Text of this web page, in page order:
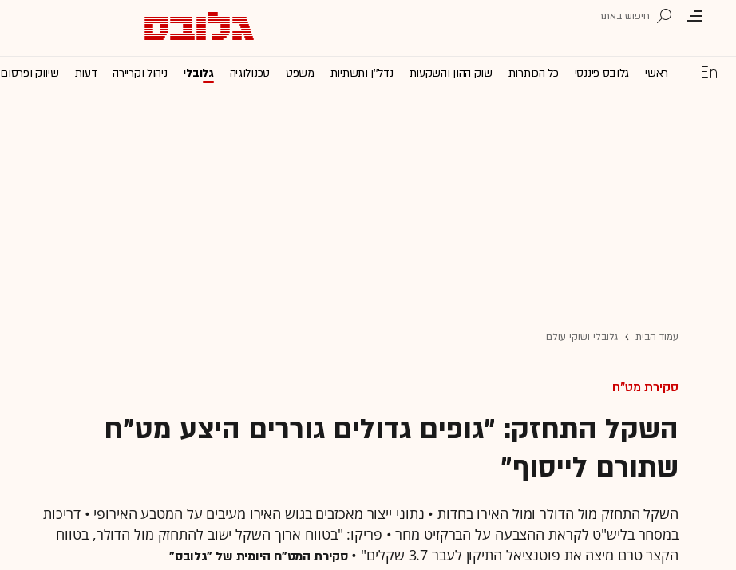
ראשי גלובס פיננסי כל הכותרות שוק ההון והשקעות נדל''ן ותשתיות משפט טכנולוגיה גלובלי ניהול וקריירה דעות שיווק ופרסום
עמוד הבית גלובלי ושוקי עולם
סקירת מט"ח
השקל התחזק: "גופים גדולים גוררים היצע מט"ח
שתורם לייסוף"
השקל התחזק מול הדולר ומול האירו בחדות • נתוני ייצור מאכזבים בגוש האירו מעיבים על המטבע האירופי • דריכות
במסחר בליש"ט לקראת ההצבעה על הברקזיט מחר • פריקו: "בטווח ארוך השקל ישוב להתחזק מול הדולר, בטווח
הקצר טרם מיצה את פוטנציאל התיקון לעבר 3.7 שקלים" •
סקירת המט"ח היומית של "גלובס"